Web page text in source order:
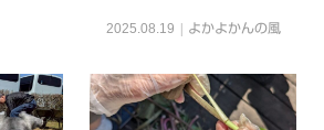
2025.08.19 よかよかんの風